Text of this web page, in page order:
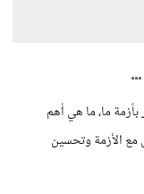
ما، ما هي أهم
مع الأزمة وتحسين